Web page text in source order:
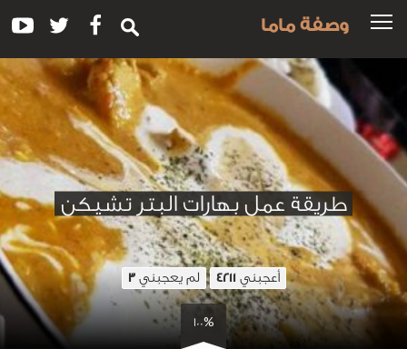
وصفة ماما
طريقة عمل بهارات البتر تشيكن
أعجبني 4211 لم يعجبني3
100%